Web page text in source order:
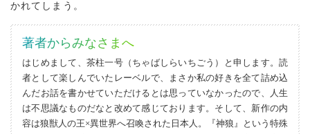
かれてしまう。
著者からみなさまへ
はじめまして、茶柱一号（ちゃばしらいちごう）と申します。読
者として楽しんでいたレーベルで、まさか私の好きを全て詰め込
んだお話を書かせていただけるとは思っていなかったので、人生
は不思議なものだなと改めて感じております。そして、新作の内
容は狼獣人の王×異世界へ召喚された日本人。『神狼』という特殊